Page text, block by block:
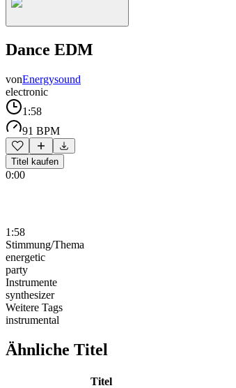
Dance EDM
vonEnergysound
electronic
1:58
91 BPM
Titel kaufen
0:00
1:58
Stimmung/Thema
energetic
party
Instrumente
synthesizer
Weitere Tags
instrumental
Ähnliche Titel
Titel